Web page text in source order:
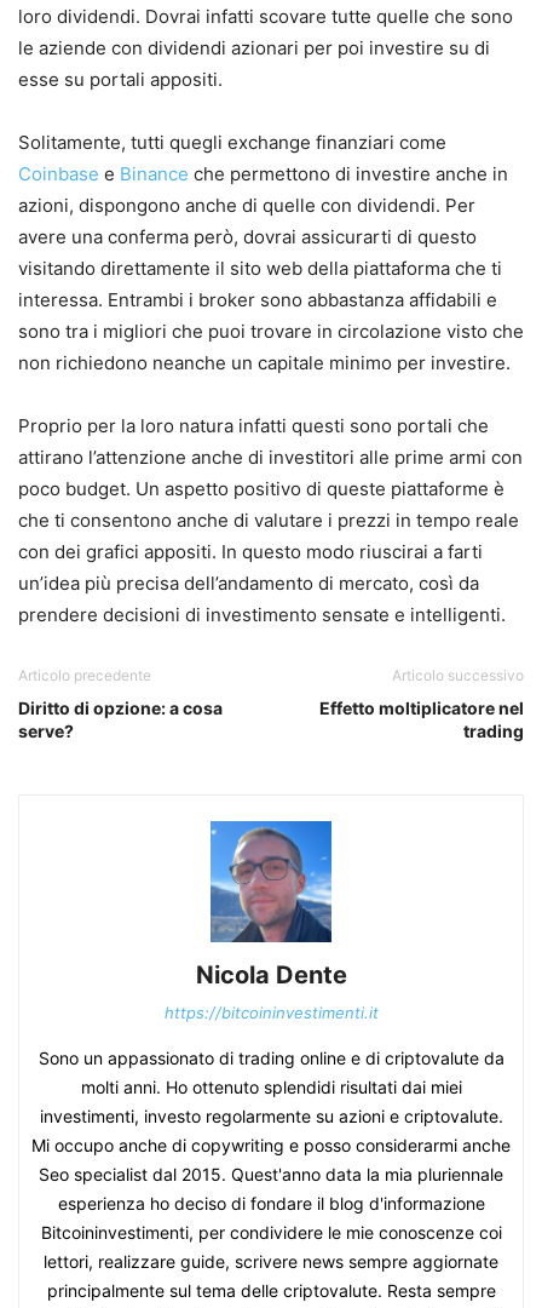
loro dividendi. Dovrai infatti scovare tutte quelle che sono
le aziende con dividendi azionari per poi investire su di
esse su portali appositi.
Solitamente, tutti quegli exchange finanziari come
Coinbase e Binance che permettono di investire anche in
azioni, dispongono anche di quelle con dividendi. Per
avere una conferma però, dovrai assicurarti di questo
visitando direttamente il sito web della piattaforma che ti
interessa. Entrambi i broker sono abbastanza affidabili e
sono tra i migliori che puoi trovare in circolazione visto che
non richiedono neanche un capitale minimo per investire.
Proprio per la loro natura infatti questi sono portali che
attirano l’attenzione anche di investitori alle prime armi con
poco budget. Un aspetto positivo di queste piattaforme è
che ti consentono anche di valutare i prezzi in tempo reale
con dei grafici appositi. In questo modo riuscirai a farti
un’idea più precisa dell’andamento di mercato, così da
prendere decisioni di investimento sensate e intelligenti.
Articolo precedente
Diritto di opzione: a cosa
serve?
Articolo successivo
Effetto moltiplicatore nel
trading
Nicola Dente
https://bitcoininvestimenti.it
Sono un appassionato di trading online e di criptovalute da
molti anni. Ho ottenuto splendidi risultati dai miei
investimenti, investo regolarmente su azioni e criptovalute.
Mi occupo anche di copywriting e posso considerarmi anche
Seo specialist dal 2015. Quest'anno data la mia pluriennale
esperienza ho deciso di fondare il blog d'informazione
Bitcoininvestimenti, per condividere le mie conoscenze coi
lettori, realizzare guide, scrivere news sempre aggiornate
principalmente sul tema delle criptovalute. Resta sempre